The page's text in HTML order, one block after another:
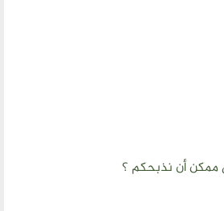
ممكن أن نذبحكم ؟